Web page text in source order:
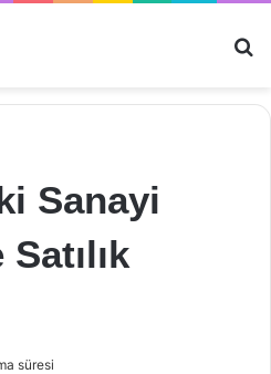
Sanayi
süresi